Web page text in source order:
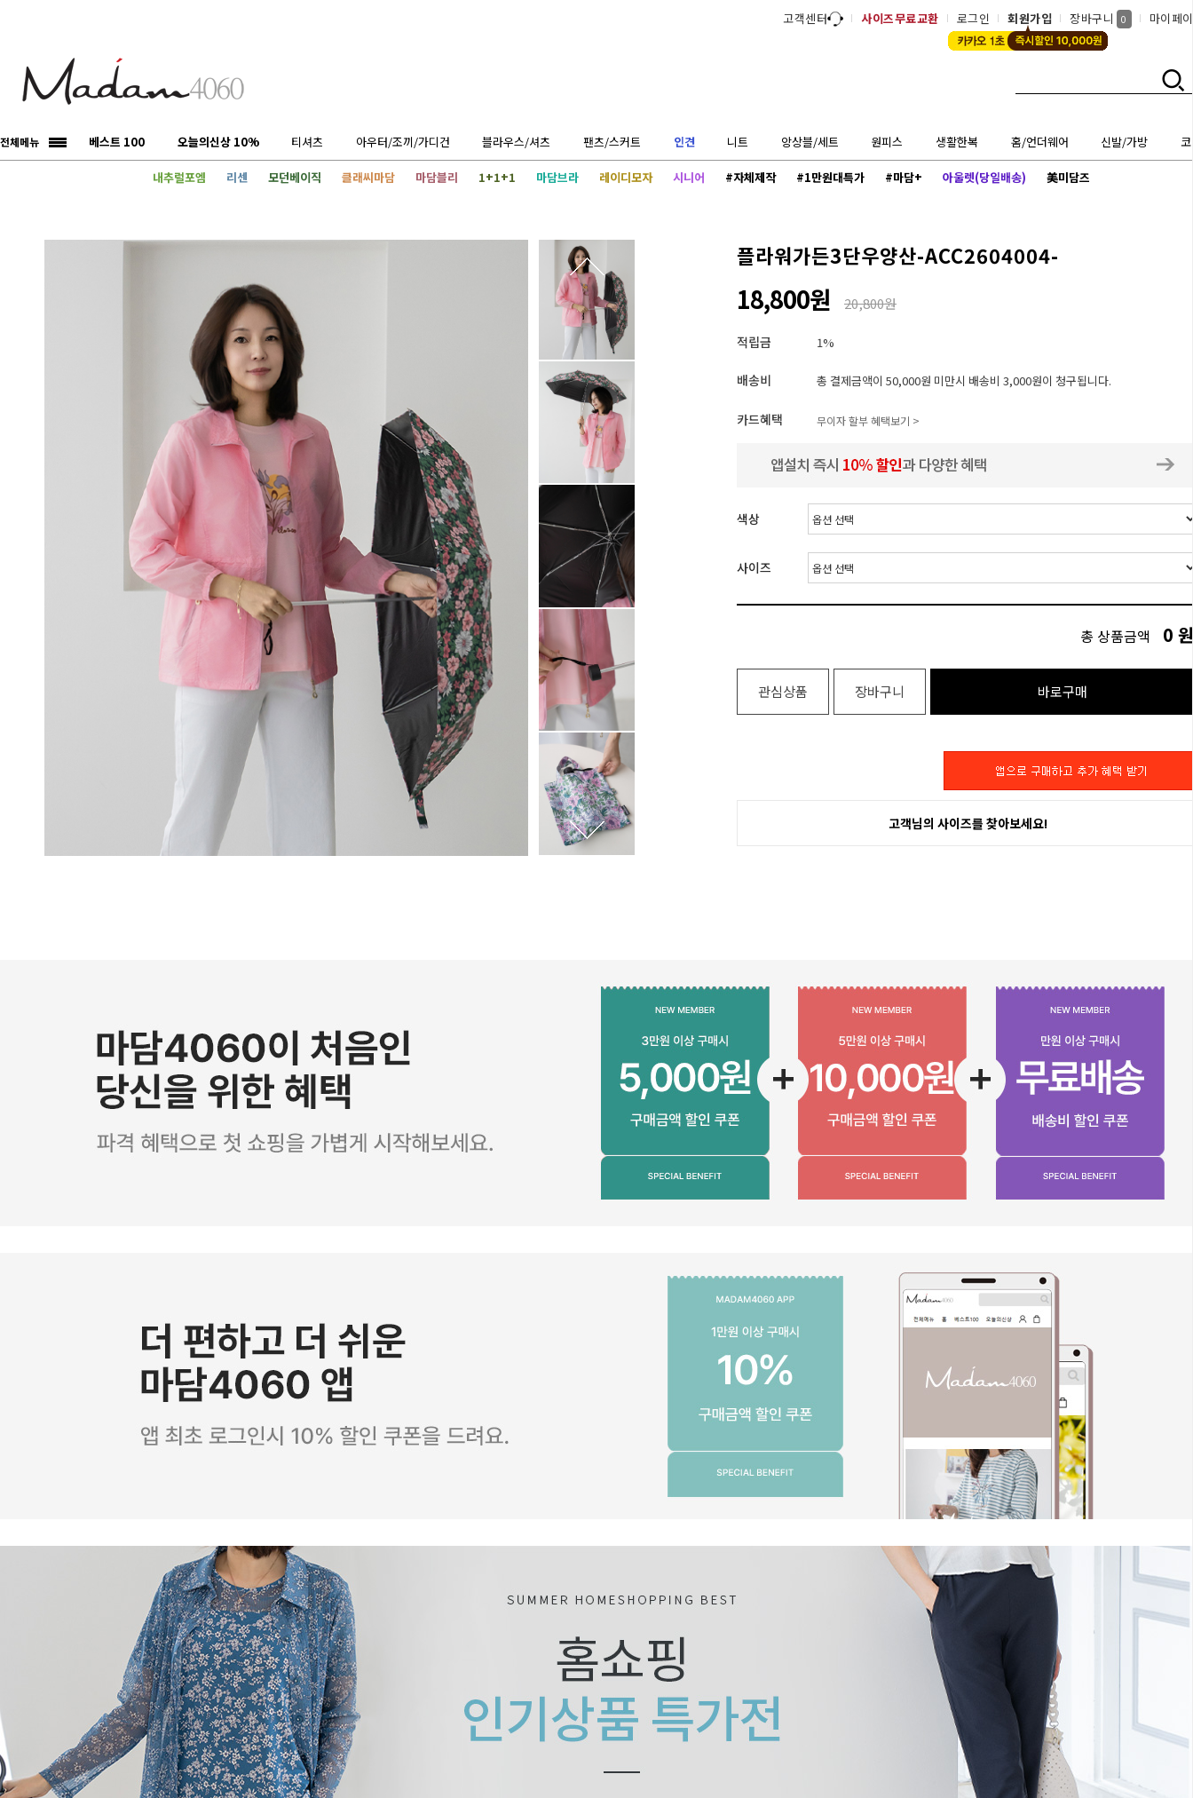
고객센터 사이즈무료교환 로그인 회원가입 장바구니 0 마이페
전체메뉴 베스트 100 오늘의신상 10% 티셔츠 아우터/조끼/가디건 블라우스/셔츠 팬츠/스커트 인견 니트 앙상블/세트 원피스 생활한복 홈/언더웨어 신발/가방
내추럴포엠 리센 모던베이직 클래씨마담 마담블리 1+1+1 마담브라 레이디모자 시니어 #자체제작 #1만원대특가 #마담+ 아울렛(당일배송) 美미담즈
플라워가든3단우양산-ACC2604004-
18,800원 20,800원
적립금 1%
배송비 총 결제금액이 50,000원 미만시 배송비 3,000원이 청구됩니다.
카드혜택 무이자 할부 혜택보기 >
색상
사이즈
총 상품금액 0 원
관심상품 장바구니 바로구매
고객님의 사이즈를 찾아보세요!